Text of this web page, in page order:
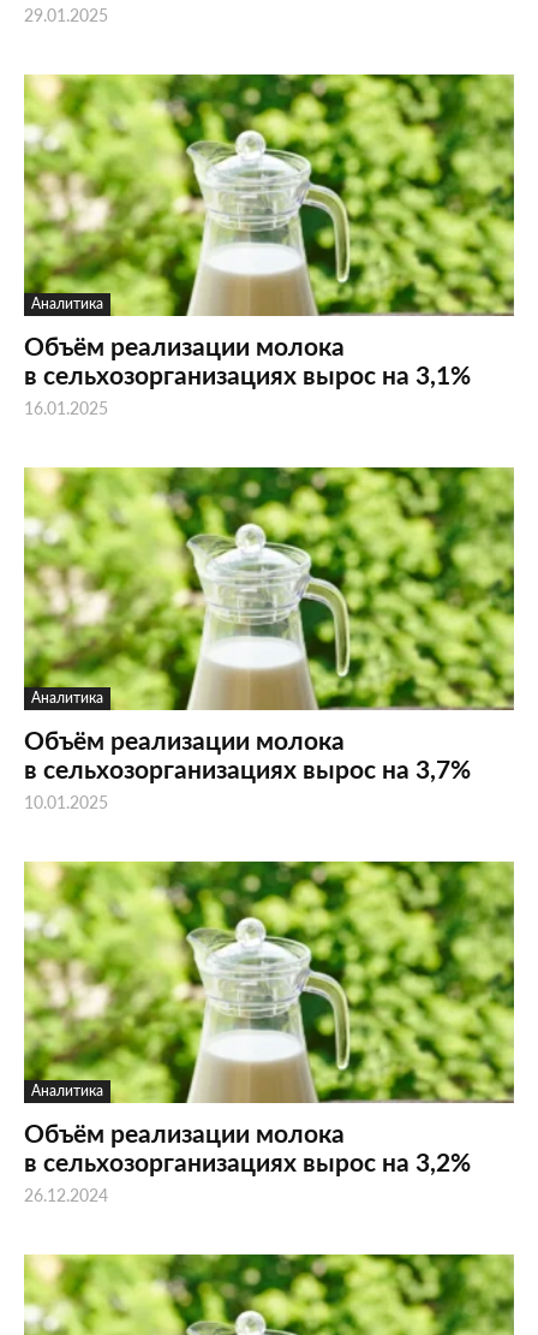
29.01.2025
Аналитика
Объём реализации молока
в сельхозорганизациях вырос на 3,1%
16.01.2025
Аналитика
Объём реализации молока
в сельхозорганизациях вырос на 3,7%
10.01.2025
Аналитика
Объём реализации молока
в сельхозорганизациях вырос на 3,2%
26.12.2024